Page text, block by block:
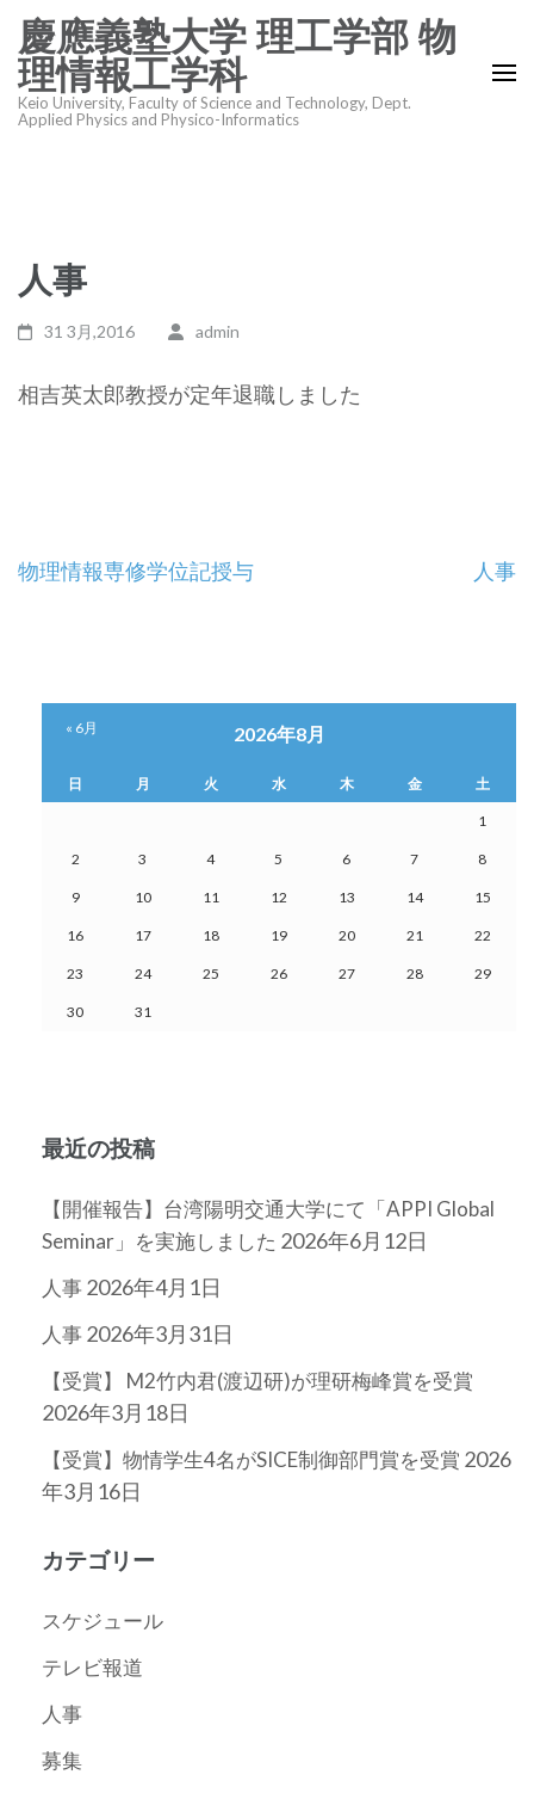
ン
テ
ン
プ
(Enter
押
慶應義塾大学 理工学部 物
理情報工学科
Keio University, Faculty of Science and Technology, Dept.
Applied Physics and Physico-Informatics
人事
31 3月,2016 admin
相吉英太郎教授が定年退職しました
投
ー
物理情報専修学位記授与 人事
2026年8月
日 月 火 水 木 金 土
1
2 3 4 5 6 7 8
9 10 11 12 13 14 15
16 17 18 19 20 21 22
23 24 25 26 27 28 29
30 31
« 6月
最近の投稿
【開催報告】台湾陽明交通大学にて「APPI Global
Seminar」を実施しました 2026年6月12日
人事2026年4月1日
人事2026年3月31日
【受賞】 M2竹内君(渡辺研)が理研梅峰賞を受賞
2026年3月18日
【受賞】物情学生4名がSICE制御部門賞を受賞 2026
年3月16日
カテゴリー
スケジュール
テレビ報道
人事
募集